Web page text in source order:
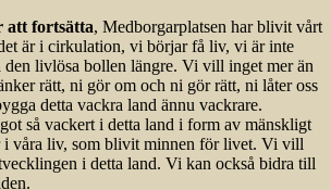
att fortsätta, Medborgarplatsen har blivit vårt
är i cirkulation, vi börjar få liv, vi är inte
den livlösa bollen längre. Vi vill inget mer än
rätt, ni gör om och ni gör rätt, ni låter oss
detta vackra land ännu vackrare.
så vackert i detta land i form av mänskligt
i våra liv, som blivit minnen för livet. Vi vill
i detta land. Vi kan också bidra till